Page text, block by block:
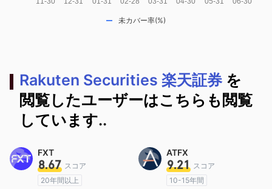
未カバー率(%)
Rakuten Securities 楽天証券を
閲覧したユーザーはこちらも閲覧
しています..
FXT
8.67 スコア
20年間以上
ATFX
9.21 スコア
10-15年間